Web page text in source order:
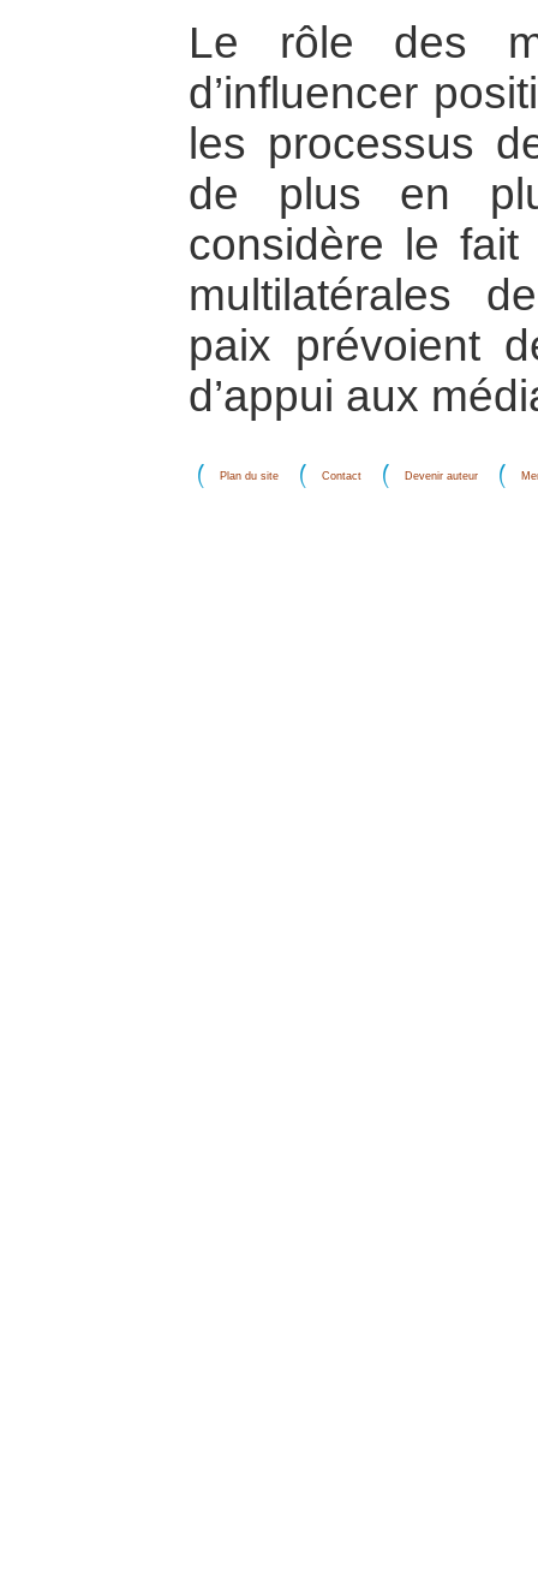
Le rôle des
d’influencer
les processus
de plus en
considère le fait
multilatérales
paix prévoient
d’appui aux
Plan du site Contact Devenir auteur